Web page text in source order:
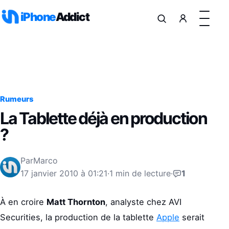
iPhoneAddict
Rumeurs
La Tablette déjà en production
?
ParMarco
17 janvier 2010 à 01:21·1 min de lecture· 1
À en croire Matt Thornton, analyste chez AVI
Securities, la production de la tablette Apple serait